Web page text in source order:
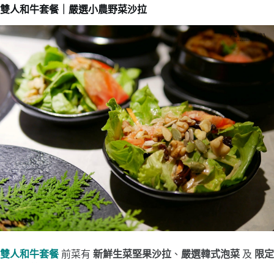
雙人和牛套餐｜嚴選小農野菜沙拉
雙人和牛套餐前菜有 新鮮生菜堅果沙拉 、 嚴選韓式泡菜 及 限定